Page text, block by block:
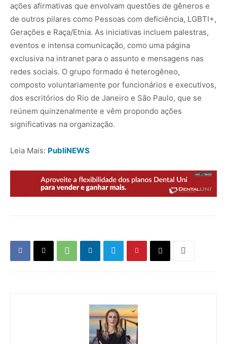
ações afirmativas que envolvam questões de gêneros e
de outros pilares como Pessoas com deficiência, LGBTI+,
Gerações e Raça/Etnia. As iniciativas incluem palestras,
eventos e intensa comunicação, como uma página
exclusiva na intranet para o assunto e mensagens nas
redes sociais. O grupo formado é heterogêneo,
composto voluntariamente por funcionários e executivos,
dos escritórios do Rio de Janeiro e São Paulo, que se
reúnem quinzenalmente e vêm propondo ações
significativas na organização.
Leia Mais: PubliNEWS